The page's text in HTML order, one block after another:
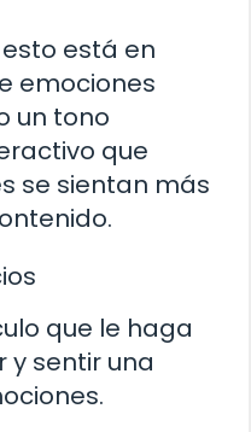
está en
emociones
un tono
que
se sientan más
que le haga
y sentir una